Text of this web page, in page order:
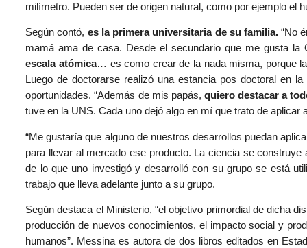
milímetro. Pueden ser de origen natural, como por ejemplo el
Según contó, es la primera universitaria de su familia.“No
mamá ama de casa. Desde el secundario que me gusta
escala atómica… es como crear de la nada misma, porque
Luego de doctorarse realizó una estancia pos doctoral en
oportunidades. “Además de mis papás, quiero destacar a
tuve en la UNS. Cada uno dejó algo en mí que trato de aplicar
“Me gustaría que alguno de nuestros desarrollos puedan
para llevar al mercado ese producto. La ciencia se
de lo que uno investigó y desarrolló con su grupo se está
trabajo que lleva adelante junto a su grupo.
Según destaca el Ministerio, “el objetivo primordial de dicha
producción de nuevos conocimientos, el impacto social y
humanos”. Messina es autora de dos libros editados en